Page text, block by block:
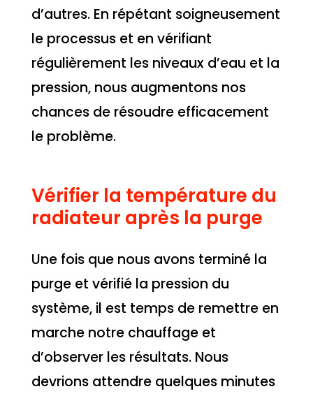
d’autres. En répétant soigneusement
le processus et en vérifiant
régulièrement les niveaux d’eau et la
pression, nous augmentons nos
chances de résoudre efficacement
le problème.
Vérifier la température du
radiateur après la purge
Une fois que nous avons terminé la
purge et vérifié la pression du
système, il est temps de remettre en
marche notre chauffage et
d’observer les résultats. Nous
devrions attendre quelques minutes